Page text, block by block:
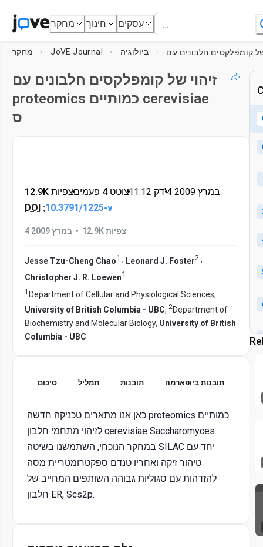
מחקר חינוך עסקים
מחקר JoVE Journal ביולוגיה
זיהוי של קומפלקסים חלבונים עם
proteomics כמותיים cerevisiae
ס
12.9K צפיות• צוטט 4 פעמים•11:12 דק'
•
4 במרץ 2009
DOI :10.3791/1225-v
4 במרץ 2009 • 12.9K צפיות
Jesse Tzu-Cheng Chao1 , Leonard J. Foster2 ,
Christopher J. R. Loewen1
1 Department of Cellular and Physiological Sciences,
University of British Columbia - UBC, 2Department of
Biochemistry and Molecular Biology, University of British
Columbia - UBC
סיכום תמליל תובנות תובנות ביופארמה
כאן אנו מתארים טכניקה חדשה proteomics כמותיים
לזיהוי מתחמי חלבון cerevisiae Saccharomyces.
במחקר הנוכחי, השתמשנו בשיטה SILAC יחד עם
טיהור זיקה ואחריו טנדם ספקטרומטריית מסה
להזדהות עם סגוליות גבוהה השותפים המחייב של
חלבון ER, Scs2p.